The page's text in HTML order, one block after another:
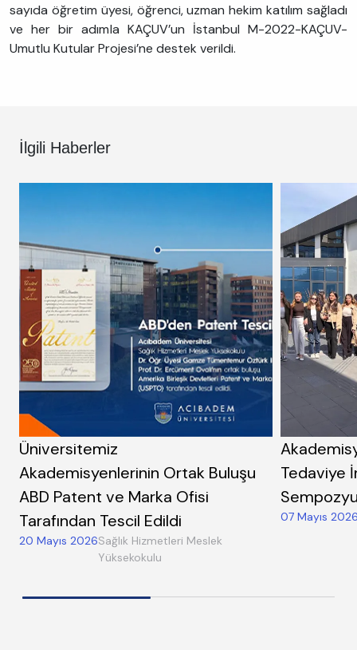
sayıda öğretim üyesi, öğrenci, uzman hekim katılım sağladı
ve her bir adımla KAÇUV’un İstanbul M-2022-KAÇUV-
Umutlu Kutular Projesi’ne destek verildi.
İlgili Haberler
Üniversitemiz
Akademisyenlerinin Ortak Buluşu
ABD Patent ve Marka Ofisi
Tarafından Tescil Edildi
20 Mayıs 2026Sağlık Hizmetleri Meslek
Yüksekokulu
Tedaviye
07 Mayıs